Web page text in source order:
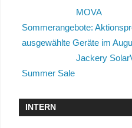
MOVA
Sommerangebote:
ausgewählte Geräte im
Jackery
Summer Sale
INTERN